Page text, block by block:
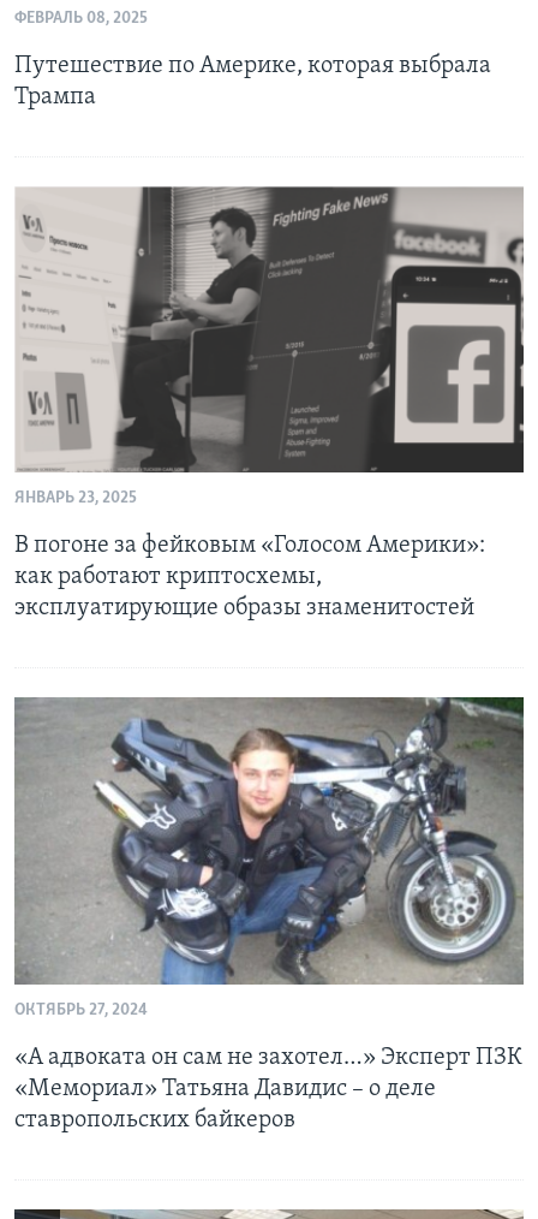
СОЦИАЛЬНЫЕ СЕТИ
Языки
ФЕВРАЛЬ 08, 2025
Путешествие по Америке, которая выбрала
Трампа
ЯНВАРЬ 23, 2025
В погоне за фейковым «Голосом Америки»:
как работают криптосхемы,
эксплуатирующие образы знаменитостей
ОКТЯБРЬ 27, 2024
«А адвоката он сам не захотел…» Эксперт ПЗК
«Мемориал» Татьяна Давидис – о деле
ставропольских байкеров